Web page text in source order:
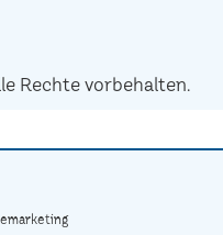
Rechte vorbehalten.